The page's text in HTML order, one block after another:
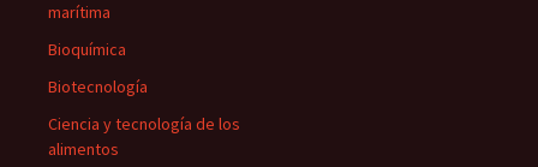
marítima
Bioquímica
Biotecnología
Ciencia y tecnología de los
alimentos